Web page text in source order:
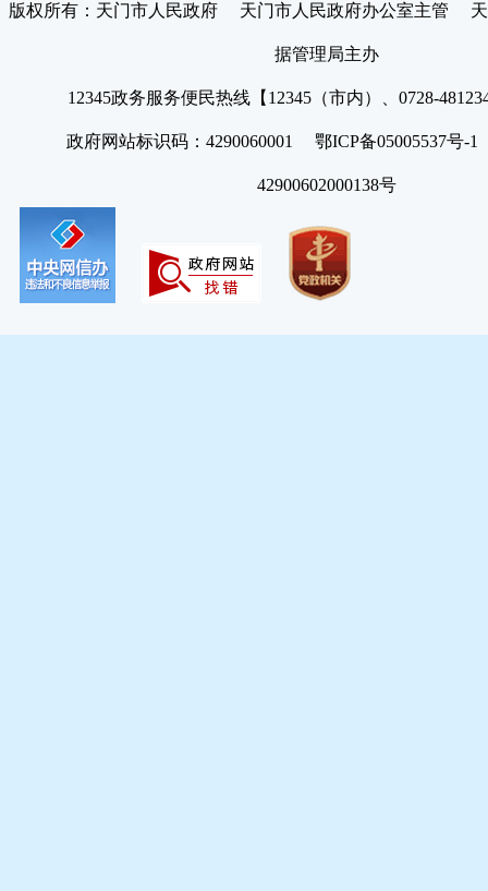
版权所有：天门市人民政府 天门市人民政府办公室主管 天
据管理局主办
12345政务服务便民热线【12345（市内）、0728-
政府网站标识码：4290060001 鄂ICP备05005537号
42900602000138号